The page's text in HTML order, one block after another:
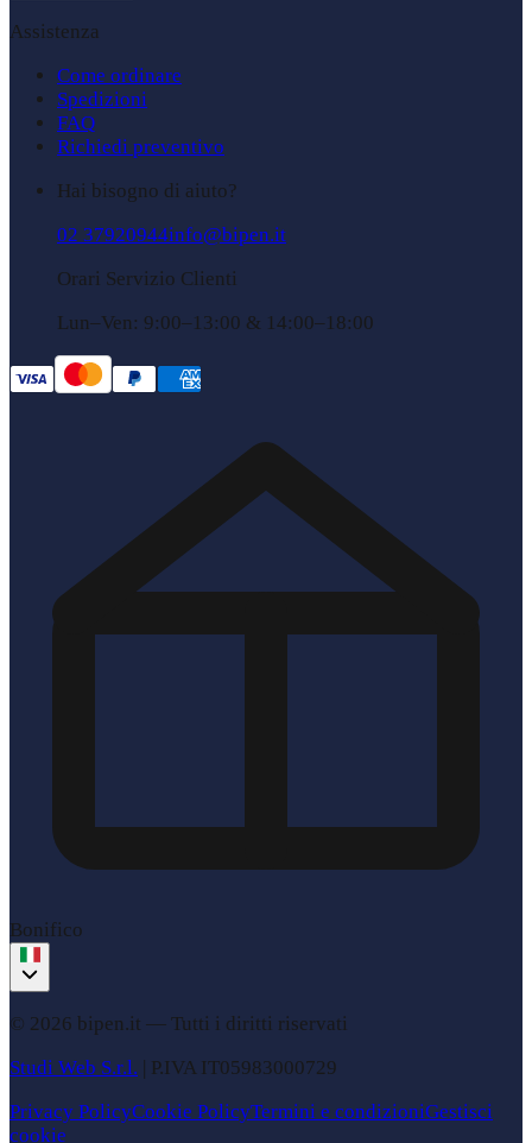
Assistenza
Come ordinare
Spedizioni
FAQ
Richiedi preventivo
Hai bisogno di aiuto?
02 37920944info@bipen.it
Orari Servizio Clienti
Lun–Ven: 9:00–13:00 & 14:00–18:00
Bonifico
© 2026 bipen.it — Tutti i diritti riservati
Studi Web S.r.l. | P.IVA IT05983000729
Privacy PolicyCookie PolicyTermini e condizioniGestisci
cookie